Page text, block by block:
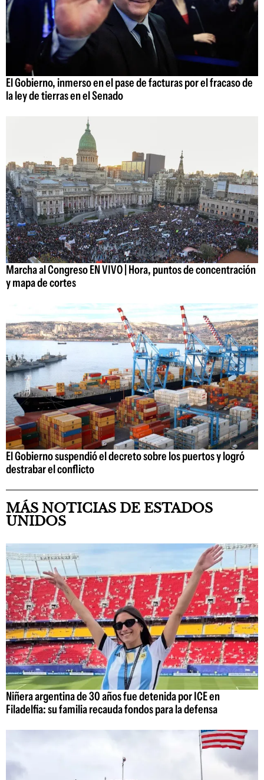
El Gobierno, inmerso en el pase de facturas por el fracaso de
la ley de tierras en el Senado
Marcha al Congreso EN VIVO | Hora, puntos de concentración
y mapa de cortes
El Gobierno suspendió el decreto sobre los puertos y logró
destrabar el conflicto
MÁS NOTICIAS DE ESTADOS
UNIDOS
Niñera argentina de 30 años fue detenida por ICE en
Filadelfia: su familia recauda fondos para la defensa